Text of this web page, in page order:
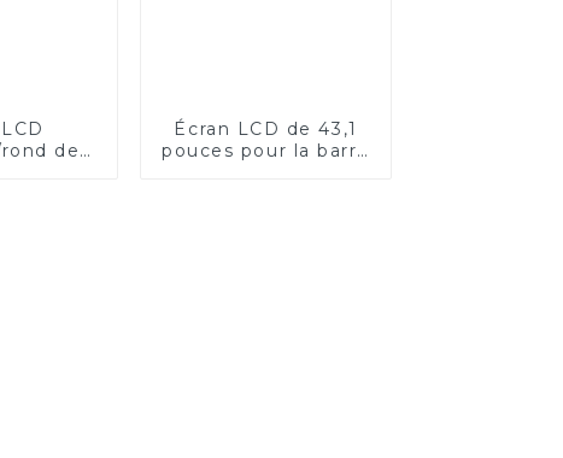
de
Écran LCD de 43,1
pouces pour la barre